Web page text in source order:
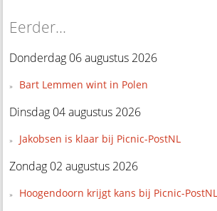
Eerder...
Donderdag 06 augustus 2026
Bart Lemmen wint in Polen
Dinsdag 04 augustus 2026
Jakobsen is klaar bij Picnic-PostNL
Zondag 02 augustus 2026
Hoogendoorn krijgt kans bij Picnic-PostNL